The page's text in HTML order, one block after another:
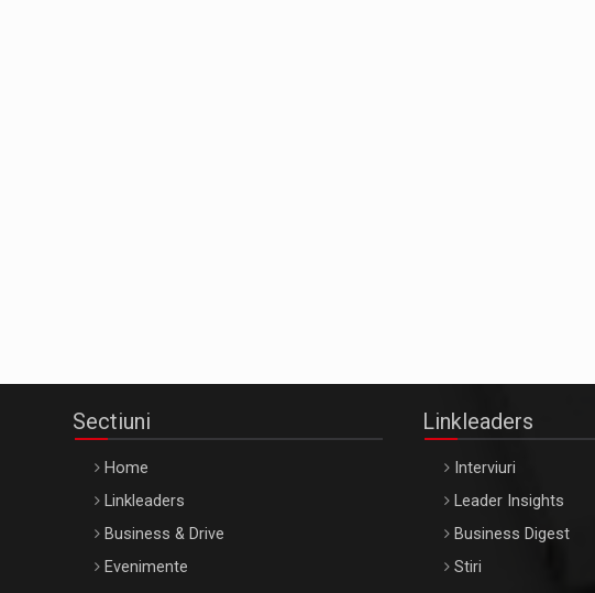
Sectiuni
Home
Linkleaders
Business & Drive
Evenimente
Linkleaders
Interviuri
Leader Insights
Business Digest
Stiri